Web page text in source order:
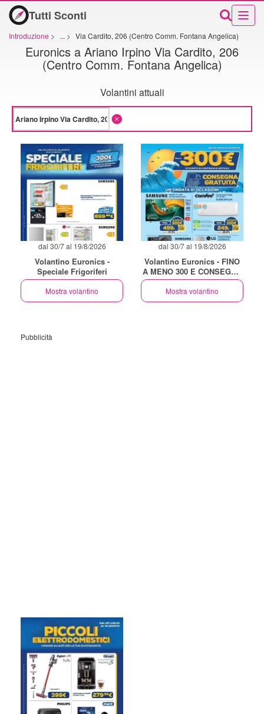
Tutti Sconti
Introduzione > ... > Via Cardito, 206 (Centro Comm. Fontana Angelica)
Euronics a Ariano Irpino Via Cardito, 206
(Centro Comm. Fontana Angelica)
Volantini attuali
dal 30/7 al 19/8/2026
Volantino Euronics -
Speciale Frigoriferi
Mostra volantino
dal 30/7 al 19/8/2026
Volantino Euronics - FINO
A MENO 300 E CONSEGNA
GRATUITA GRANDI
ELETTRODOMESTICI
Mostra volantino
Pubblicità